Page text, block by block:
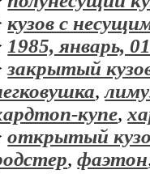
кузов с
1985, январь,
закрытый
,
купе,
открытый
,фаэтон